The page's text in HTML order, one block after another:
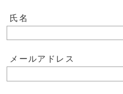
氏名
メールアドレス